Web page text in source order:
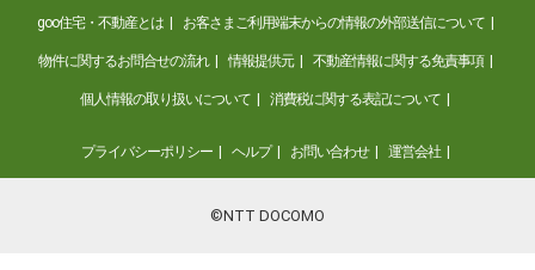
goo住宅・不動産とは お客さまご利用端末からの情報の外部送信について
物件に関するお問合せの流れ 情報提供元 不動産情報に関する免責事項
個人情報の取り扱いについて 消費税に関する表記について
プライバシーポリシー ヘルプ お問い合わせ 運営会社
©NTT DOCOMO